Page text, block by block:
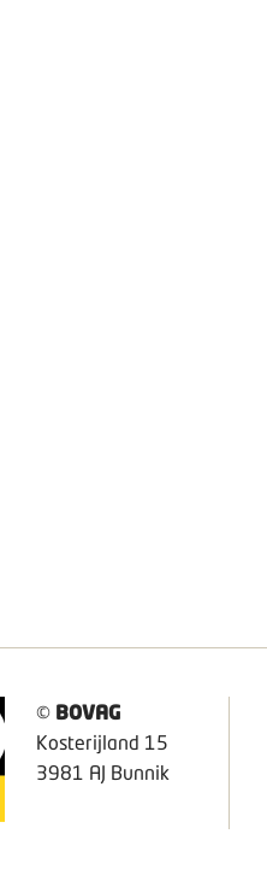
© BOVAG
Kosterijland 15
3981 AJ Bunnik